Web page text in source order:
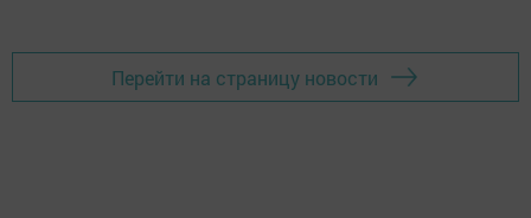
Перейти на страницу новости